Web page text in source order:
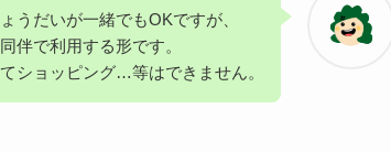
うだいが一緒でもOKですが、
伴で利用する形です。
ショッピング…等はできません。